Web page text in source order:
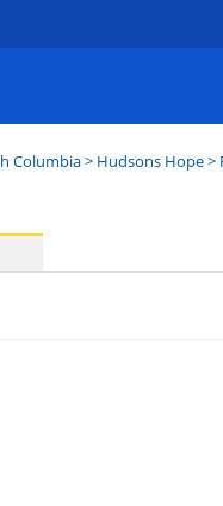
Columbia> Hudsons Hope>